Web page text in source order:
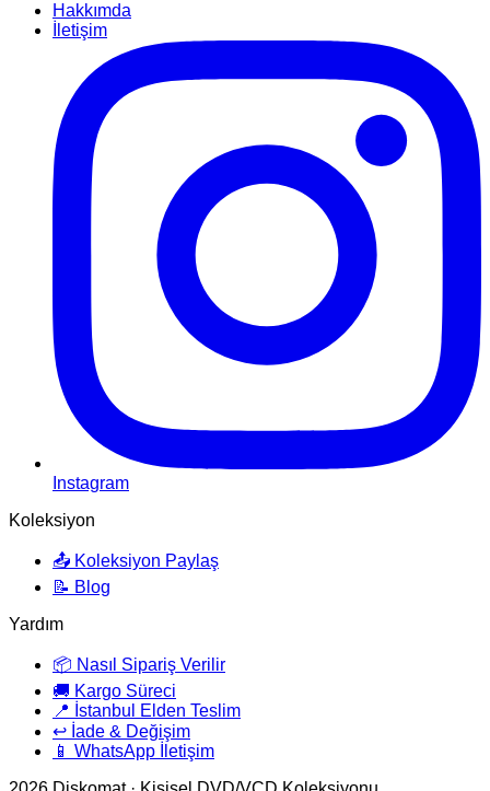
Hakkımda
İletişim
Instagram
Koleksiyon
📤 Koleksiyon Paylaş
📝 Blog
Yardım
📦 Nasıl Sipariş Verilir
🚚 Kargo Süreci
📍 İstanbul Elden Teslim
↩️ İade & Değişim
📱 WhatsApp İletişim